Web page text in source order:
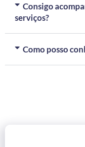
Consigo
serviços?
Como posso